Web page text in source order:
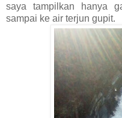
saya tampilkan hanya
sampai ke air terjun gupit.